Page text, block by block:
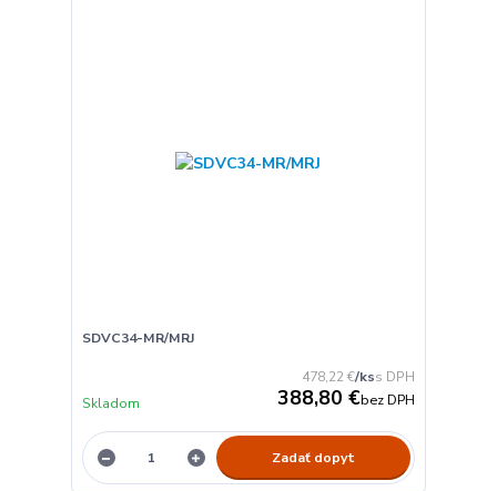
SDVC34-MR/MRJ
478,22 €/ks
388,80 €bez DPH
Skladom
Zadať dopyt